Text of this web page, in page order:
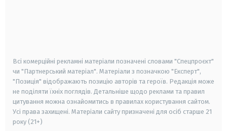
Всі комерційні рекламні матеріали позначені словами "Спецпроєкт"
чи "Партнерський матеріал". Матеріали з позначкою "Експерт",
"Позиція" відображають позицію авторів та героїв. Редакція може
не поділяти їхніх поглядів. Детальніше щодо реклами та правил
цитування можна ознайомитись в правилах користування сайтом.
Усі права захищені. Матеріали сайту призначені для осіб старше 21
року (21+)